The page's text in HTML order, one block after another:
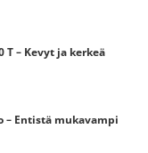
T – Kevyt ja kerkeä
– Entistä mukavampi